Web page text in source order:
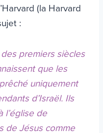
(la Harvard
:
premiers siècles
que les
uniquement
d’Israël. Ils
l’église de
de Jésus comme